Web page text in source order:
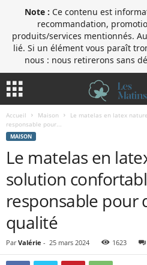
Note : Ce contenu est
recommandation,
produits/services mentionnés.
lié. Si un élément vous paraît
nous : nous retirerons sans
Accueil Maison
Le matelas en latex
responsable pour...
MAISON
Le matelas en
solution
responsable pour
qualité
Par Valérie - 25 mars 2024 1623